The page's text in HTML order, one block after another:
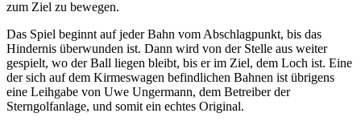
zum Ziel zu bewegen.
Das Spiel beginnt auf jeder Bahn vom Abschlagpunkt, bis das
Hindernis überwunden ist. Dann wird von der Stelle aus weiter
gespielt, wo der Ball liegen bleibt, bis er im Ziel, dem Loch ist. Eine
der sich auf dem Kirmeswagen befindlichen Bahnen ist übrigens
eine Leihgabe von Uwe Ungermann, dem Betreiber der
Sterngolfanlage, und somit ein echtes Original.